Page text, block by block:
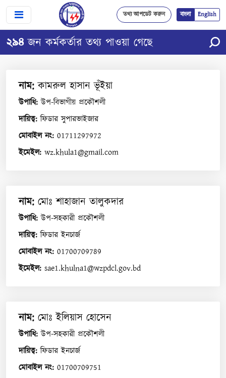
তথ্য আপডেট করুন বাংলা English
২৯৪ জন কর্মকর্তার তথ্য পাওয়া গেছে
নাম:কামরুল হাসান ভূঁইয়া
উপাধি:উপ-বিভাগীয় প্রকৌশলী
দায়িত্ব:ফিডার সুপারভাইজার
মোবাইল নং: 01711297972
ইমেইল: wz.khula1@gmail.com
নাম: মোঃ শাহাজান তালুকদার
উপাধি:উপ-সহকারী প্রকৌশলী
দায়িত্ব:ফিডার ইনচার্জ
মোবাইল নং: 01700709789
ইমেইল: sae1.khulna1@wzpdcl.gov.bd
নাম: মোঃ ইলিয়াস হোসেন
উপাধি:উপ-সহকারী প্রকৌশলী
দায়িত্ব:ফিডার ইনচার্জ
মোবাইল নং: 01700709751